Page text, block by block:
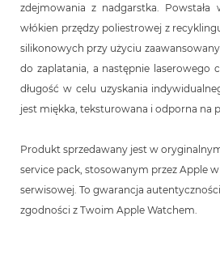
zdejmowania z nadgarstka.
włókien przędzy poliestrowej z
silikonowych przy użyciu
do zaplatania, a następnie laserowego
długość w celu uzyskania
jest miękka, teksturowana i odporna na
Produkt sprzedawany jest w
service pack, stosowanym przez Apple
serwisowej. To gwarancja
zgodności z Twoim Apple Watchem.